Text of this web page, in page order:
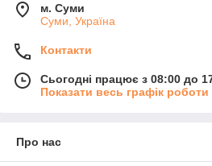
м. Суми
Суми, Україна
Контакти
Сьогодні працює з 08:00 до
Показати весь графік роботи
Про нас